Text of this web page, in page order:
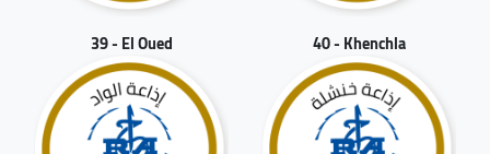
39 - El Oued 40 - Khenchla